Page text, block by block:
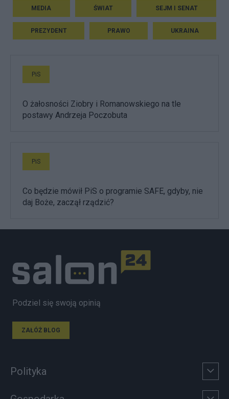
MEDIA ŚWIAT SEJM I SENAT
PREZYDENT PRAWO UKRAINA
PiS
O żałosności Ziobry i Romanowskiego na tle
postawy Andrzeja Poczobuta
PiS
Co będzie mówił PiS o programie SAFE, gdyby, nie
daj Boże, zaczął rządzić?
Podziel się swoją opinią
ZAŁÓŻ BLOG
Polityka